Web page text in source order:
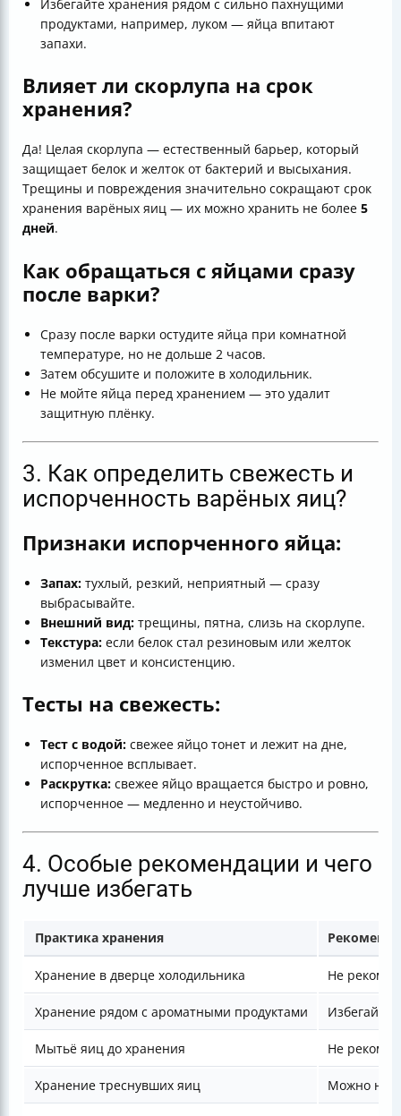
Избегайте хранения рядом с сильно пахнущими
продуктами, например, луком — яйца впитают
запахи.
Влияет ли скорлупа на срок
хранения?
Да! Целая скорлупа — естественный барьер, который
защищает белок и желток от бактерий и высыхания.
Трещины и повреждения значительно сокращают срок
хранения варёных яиц — их можно хранить не более 5
дней.
Как обращаться с яйцами сразу
после варки?
Сразу после варки остудите яйца при комнатной
температуре, но не дольше 2 часов.
Затем обсушите и положите в холодильник.
Не мойте яйца перед хранением — это удалит
защитную плёнку.
3. Как определить свежесть и
испорченность варёных яиц?
Признаки испорченного яйца:
Запах: тухлый, резкий, неприятный — сразу
выбрасывайте.
Внешний вид: трещины, пятна, слизь на скорлупе.
Текстура: если белок стал резиновым или желток
изменил цвет и консистенцию.
Тесты на свежесть:
Тест с водой: свежее яйцо тонет и лежит на дне,
испорченное всплывает.
Раскрутка: свежее яйцо вращается быстро и ровно,
испорченное — медленно и неустойчиво.
4. Особые рекомендации и чего
лучше избегать
Практика хранения
Хранение в дверце холодильника Не
Хранение рядом с ароматными продуктами Избегайте
Мытьё яиц до хранения Не
Хранение треснувших яиц Можно не